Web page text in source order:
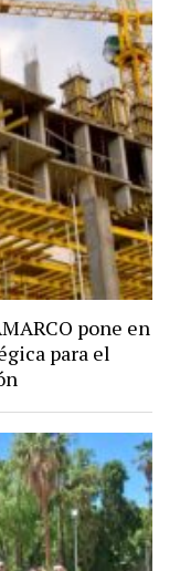
pone en
para el